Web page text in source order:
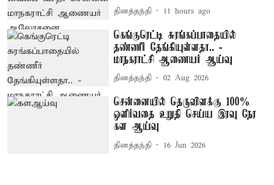
தினத்தந்தி 11 hours ago
கெங்குரெட்டி சுரங்கப்பாதையில்
தண்ணீர் தேங்கியுள்ளதா.. -
மாநகராட்சி ஆணையர் ஆய்வு
தினத்தந்தி 02 Aug 2026
சென்னையில் தெருவிளக்கு 100%
ஒளிர்வதை உறுதி செய்ய இரவு நேர
கள ஆய்வு
தினத்தந்தி 16 Jun 2026